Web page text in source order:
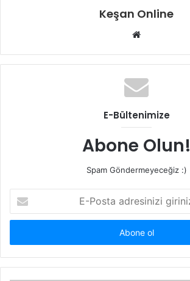
Keşan Online
Web
E-Bültenimize
Abone Olun!
Spam Göndermeyeceğiz :)
Posta
adresinizi